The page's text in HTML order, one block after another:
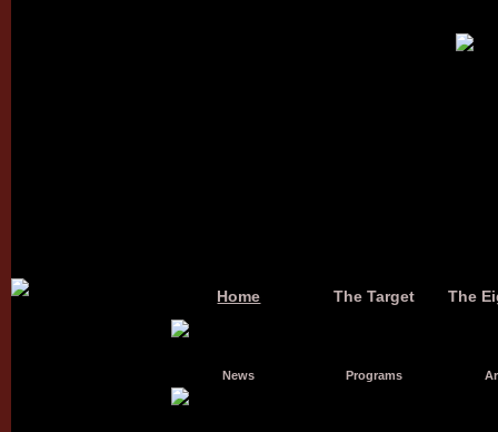
Home The Target The
News Programs